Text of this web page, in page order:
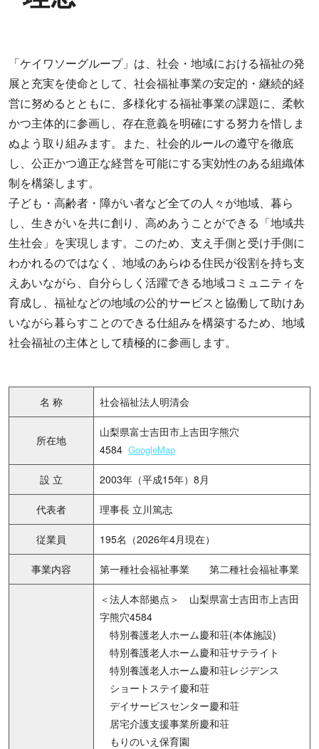
「ケイワソーグループ」は、社会・地域における福祉の発
展と充実を使命として、社会福祉事業の安定的・継続的経
営に努めるとともに、多様化する福祉事業の課題に、柔軟
かつ主体的に参画し、存在意義を明確にする努力を惜しま
ぬよう取り組みます。また、社会的ルールの遵守を徹底
し、公正かつ適正な経営を可能にする実効性のある組織体
制を構築します。
子ども・高齢者・障がい者など全ての人々が地域、暮ら
し、生きがいを共に創り、高めあうことができる「地域共
生社会」を実現します。このため、支え手側と受け手側に
わかれるのではなく、地域のあらゆる住民が役割を持ち支
えあいながら、自分らしく活躍できる地域コミュニティを
育成し、福祉などの地域の公的サービスと協働して助けあ
いながら暮らすことのできる仕組みを構築するため、地域
社会福祉の主体として積極的に参画します。
名 称 社会福祉法人明清会
所在地
山梨県富士吉田市上吉田字熊穴
4584 GoogleMap
設 立 2003年（平成15年）8月
代表者 理事長 立川篤志
従業員 195名（2026年4月現在）
事業内容 第一種社会福祉事業 第二種社会福祉事業
＜法人本部拠点＞ 山梨県富士吉田市上吉田
字熊穴4584
特別養護老人ホーム慶和荘(本体施設)
特別養護老人ホーム慶和荘サテライト
特別養護老人ホーム慶和荘レジデンス
ショートステイ慶和荘
デイサービスセンター慶和荘
居宅介護支援事業所慶和荘
もりのいえ保育園